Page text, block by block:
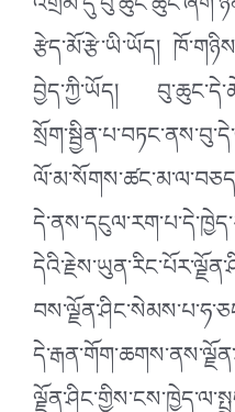
རྩེད་མོ་རྩེ་ཡི་ཡོད།
བྱེད་ཀྱི་ཡོད།